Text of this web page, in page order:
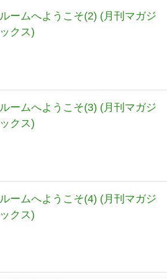
ームへようこそ(2) (月刊マガジ
クス)
ームへようこそ(3) (月刊マガジ
クス)
ームへようこそ(4) (月刊マガジ
クス)